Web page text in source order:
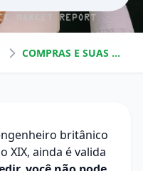
COMPRAS E SUAS MÉTRICAS: UMA ESTRUTURA QUE FUNCIONA
britânico
XIX, ainda é valida